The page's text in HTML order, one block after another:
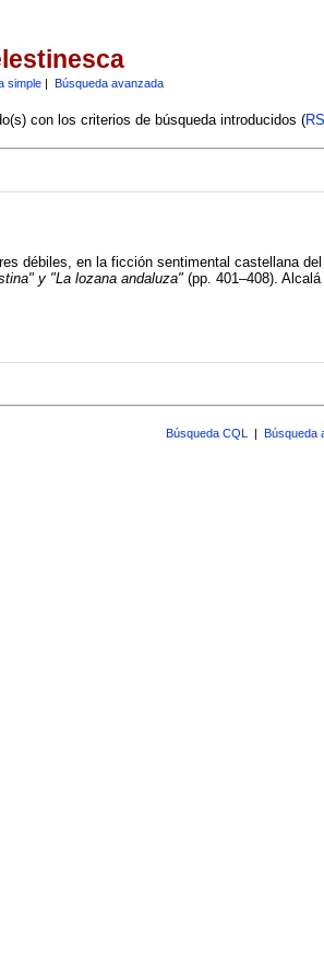
simple| Búsqueda avanzada
con los criterios de búsqueda introducidos (
débiles, en la ficción sentimental castellana
y "La lozana andaluza"(pp. 401–408). Alcalá
Búsqueda CQL | Búsqueda